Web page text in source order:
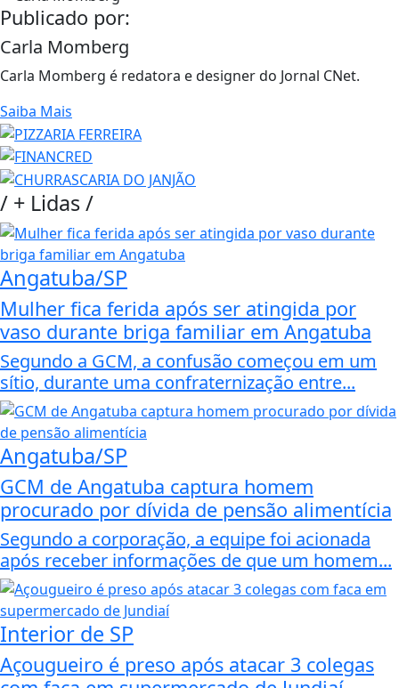
Publicado por:
Carla Momberg
Carla Momberg é redatora e designer do Jornal CNet.
Saiba Mais
/ + Lidas/
Angatuba/SP
Mulher fica ferida após ser atingida por
vaso durante briga familiar em Angatuba
Segundo a GCM, a confusão começou em um
sítio, durante uma confraternização entre...
Angatuba/SP
GCM de Angatuba captura homem
procurado por dívida de pensão alimentícia
Segundo a corporação, a equipe foi acionada
após receber informações de que um homem...
Interior de SP
Açougueiro é preso após atacar 3 colegas